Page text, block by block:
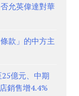
允英偉達對華
款」的中方主
億元、中期
銷售增4.4%